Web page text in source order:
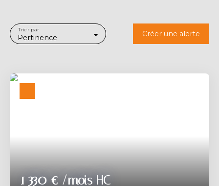
Localisation
Surface min (m²)
Pertinence
Trier par Créer une alerte
1 330€ /mois HC